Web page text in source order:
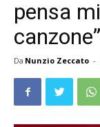
pensa
canzone”
Da Nunzio Zeccato -